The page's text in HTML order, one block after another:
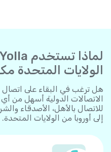
الولايات المتحدة
للاتصال بالأهل، الأصدقاء
إلى أوروبا من الولايات المتحدة.